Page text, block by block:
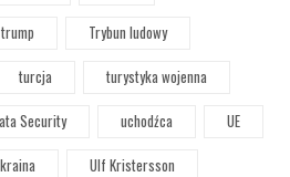
trump
Trybun ludowy
turcja
turystyka wojenna
Security uchodźca
UE
Ulf Kristersson